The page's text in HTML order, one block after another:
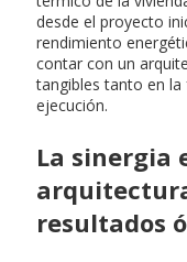
desde el proyecto
rendimiento
contar con un
tangibles tanto en
ejecución.
La sinergia
resultados